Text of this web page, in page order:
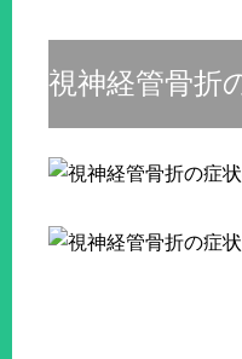
視神経管骨折